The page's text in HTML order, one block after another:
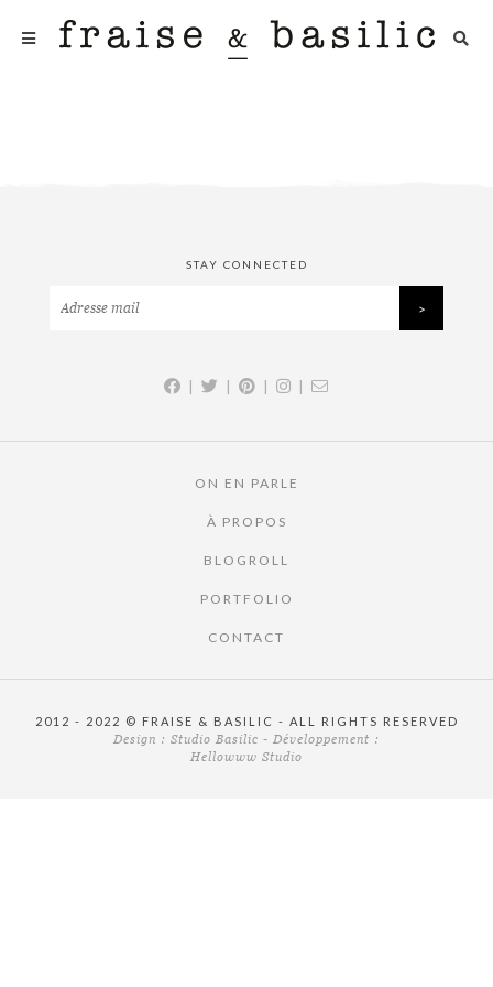
STAY CONNECTED
| | | |
ON EN PARLE
À PROPOS
BLOGROLL
PORTFOLIO
CONTACT
2012 - 2022 © FRAISE & BASILIC - ALL RIGHTS RESERVED
Design : Studio Basilic - Développement :
Hellowww Studio